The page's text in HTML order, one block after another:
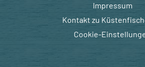
Impressum
Kontakt zu
Cookie-